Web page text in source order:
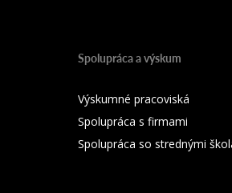
Spolupráca a výskum
Výskumné pracoviská
Spolupráca s firmami
Spolupráca so strednými